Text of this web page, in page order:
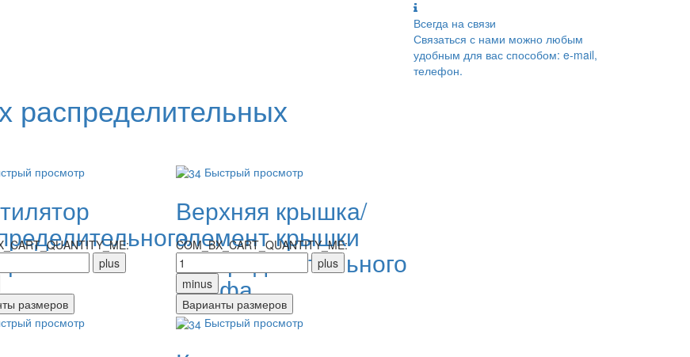
Всегда на связи
Связаться с нами можно любым
удобным для вас способом: e-mail,
телефон.
распределительных
просмотр Быстрый просмотр
Верхняя крышка/
элемент крышки
распределительного
шкафа
COM_BX_CART_QUANTITY_ME:
просмотр Быстрый просмотр